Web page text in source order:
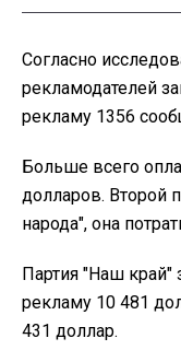
Согласно
рекламодателей
рекламу 1356
Больше всего
долларов. Второй
народа", она
Партия "Наш край"
рекламу 10 481
431 доллар.